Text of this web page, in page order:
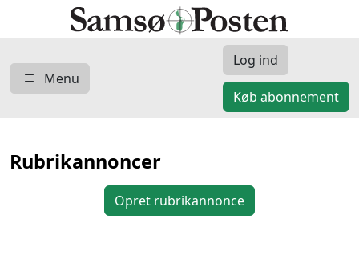
Menu
Log ind
Køb abonnement
Rubrikannoncer
Opret rubrikannonce